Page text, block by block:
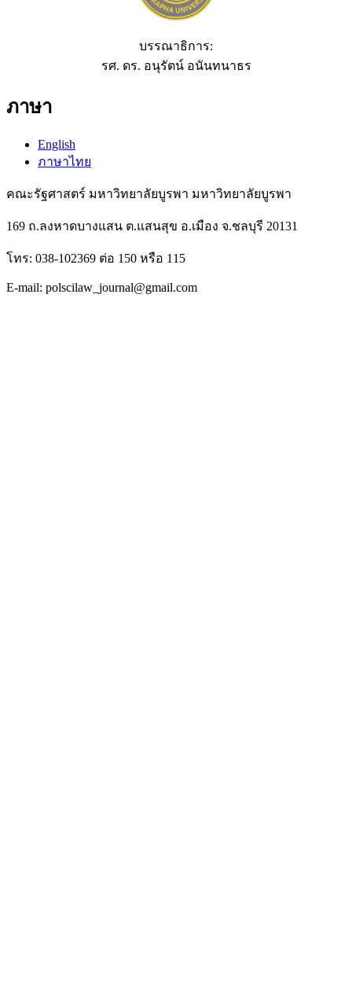
บรรณาธิการ:
รศ. ดร. อนุรัตน์ อนันทนาธร
ภาษา
English
ภาษาไทย
คณะรัฐศาสตร์ มหาวิทยาลัยบูรพา มหาวิทยาลัยบูรพา
169 ถ.ลงหาดบางแสน ต.แสนสุข อ.เมือง จ.ชลบุรี 20131
โทร: 038-102369 ต่อ 150 หรือ 115
E-mail: polscilaw_journal@gmail.com